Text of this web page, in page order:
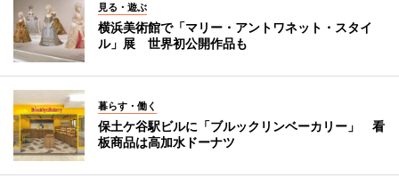
見る・遊ぶ
横浜美術館で「マリー・アントワネット・スタイ
ル」展 世界初公開作品も
暮らす・働く
保土ケ谷駅ビルに「ブルックリンベーカリー」 看
板商品は高加水ドーナツ